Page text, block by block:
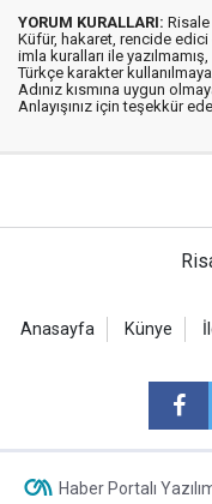
YORUM KURALLARI: Risale
Küfür, hakaret, rencide edici
imla kuralları ile yazılmamış,
Türkçe karakter
Adınız kısmına uygun
Anlayışınız için teşekkür
Anasayfa Künye
Haber Portalı